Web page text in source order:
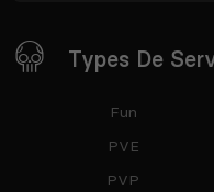
Types De
Fun
PVE
PVP